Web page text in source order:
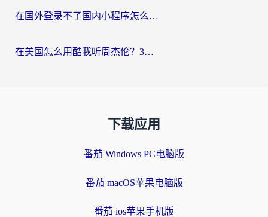
在国外登录不了国内小程序怎么办？选对回国加速器，轻松解锁国内资源
在美国怎么用酷我听周杰伦？3步搞定海外听歌难题
下载应用
番茄 Windows PC电脑版
番茄 macOS苹果电脑版
番茄 ios苹果手机版